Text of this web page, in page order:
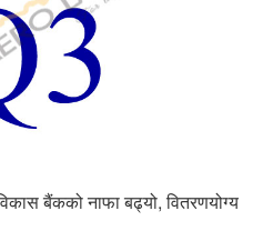
बैंकको नाफा बढ्यो, वितरणयोग्य